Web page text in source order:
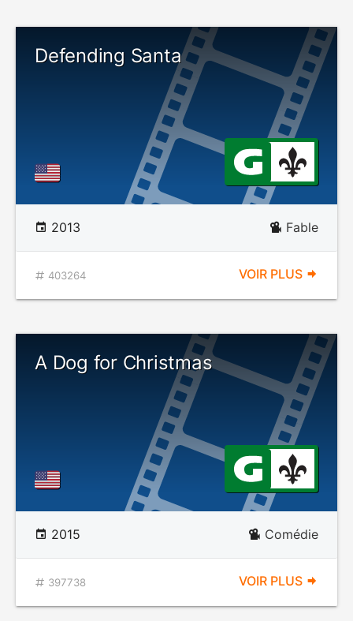
Defending Santa
2013 Fable
403264 VOIR PLUS
A Dog for Christmas
2015 Comédie
397738 VOIR PLUS